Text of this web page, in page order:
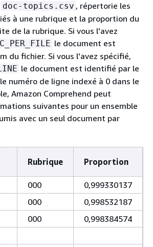
doc-topics.csv , répertorie les
à une rubrique et la proportion du
de la rubrique. Si vous l'avez
le document est
du fichier. Si vous l'avez spécifié,
le document est identifié par le
numéro de ligne indexé à 0 dans le
Amazon Comprehend peut
suivantes pour un ensemble
avec un seul document par
Rubrique Proportion
000
0,999330137
000
0,998532187
000
0,998384574